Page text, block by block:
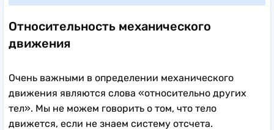
Относительность механического
движения
Очень важными в определении механического
движения являются слова «относительно других
тел». Мы не можем говорить о том, что тело
движется, если не знаем систему отсчета.